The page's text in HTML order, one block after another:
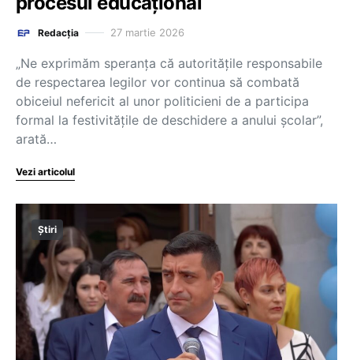
Redacția 27 martie 2026
„Ne exprimăm speranța că autoritățile responsabile
de respectarea legilor vor continua să combată
obiceiul nefericit al unor politicieni de a participa
formal la festivitățile de deschidere a anului școlar”,
arată…
Vezi articolul
Știri